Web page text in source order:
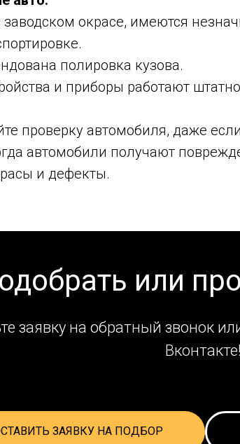
заводском окрасе, имеются
полировка кузова.
и приборы работают
проверку автомобиля, даже
автомобили получают
и дефекты.
или
заявку на обратный звонок
Вконтакте!
ЗАЯВКУ НА ПОДБОР